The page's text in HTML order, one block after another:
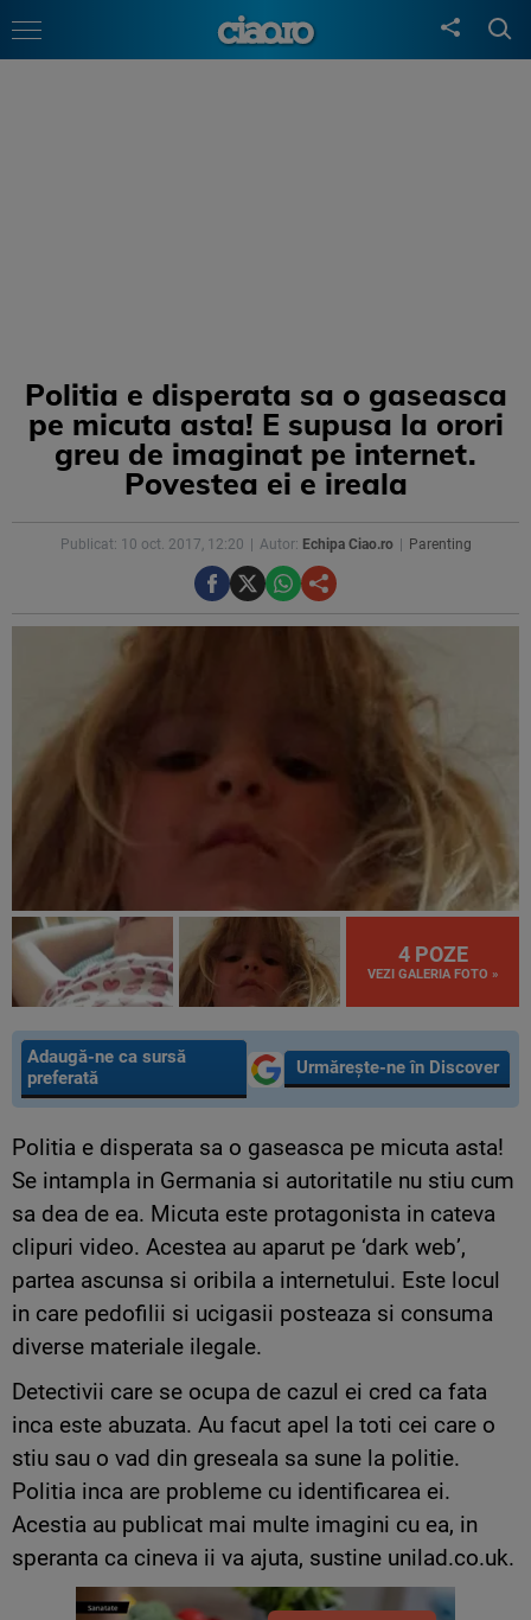
Politia e disperata sa o gaseasca
pe micuta asta! E supusa la orori
greu de imaginat pe internet.
Povestea ei e ireala
Publicat: 10 oct. 2017, 12:20 Autor: Echipa Ciao.ro Parenting
4 POZE
VEZI GALERIA FOTO »
Adaugă-ne ca sursă
preferată
Urmărește-ne în Discover
Politia e disperata sa o gaseasca pe micuta asta!
Se intampla in Germania si autoritatile nu stiu cum
sa dea de ea. Micuta este protagonista in cateva
clipuri video. Acestea au aparut pe ‘dark web’,
partea ascunsa si oribila a internetului. Este locul
in care pedofilii si ucigasii posteaza si consuma
diverse materiale ilegale.
Detectivii care se ocupa de cazul ei cred ca fata
inca este abuzata. Au facut apel la toti cei care o
stiu sau o vad din greseala sa sune la politie.
Politia inca are probleme cu identificarea ei.
Acestia au publicat mai multe imagini cu ea, in
speranta ca cineva ii va ajuta, sustine unilad.co.uk.